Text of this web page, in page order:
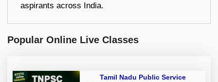
aspirants across India.
Popular Online Live Classes
Tamil Nadu Public Service